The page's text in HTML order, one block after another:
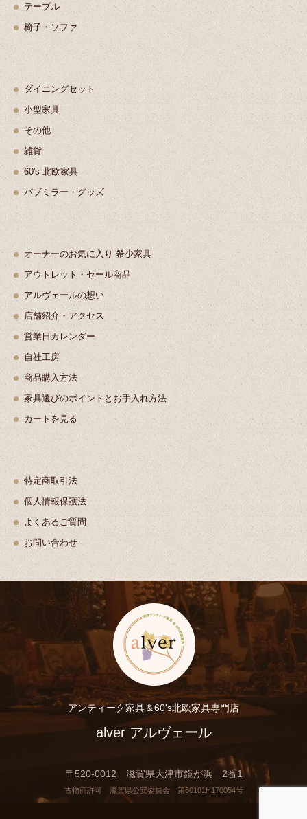
テーブル
椅子・ソファ
ダイニングセット
小型家具
その他
雑貨
60's 北欧家具
パブミラー・グッズ
オーナーのお気に入り 希少家具
アウトレット・セール商品
アルヴェールの想い
店舗紹介・アクセス
営業日カレンダー
自社工房
商品購入方法
家具選びのポイントとお手入れ方法
カートを見る
特定商取引法
個人情報保護法
よくあるご質問
お問い合わせ
アンティーク家具＆60's北欧家具専門店
alver アルヴェール
〒520-0012 滋賀県大津市鏡が浜 2番1
古物商許可 滋賀県公安委員会 第60101H170054号